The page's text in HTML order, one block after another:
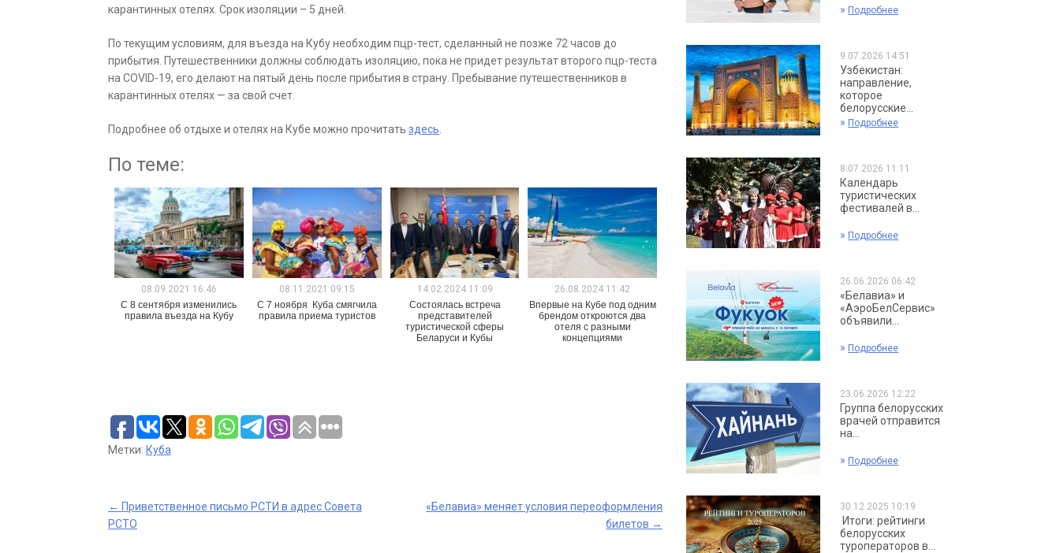
карантинных отелях. Срок изоляции – 5 дней.
По текущим условиям, для въезда на Кубу необходим пцр-тест, сделанный не позже 72 часов до
прибытия. Путешественники должны соблюдать изоляцию, пока не придет результат второго пцр-теста
на COVID-19, его делают на пятый день после прибытия в страну. Пребывание путешественников в
карантинных отелях — за свой счет.
Подробнее об отдыхе и отелях на Кубе можно прочитать здесь
По теме:
08.09.2021 16:46
C 8 сентября изменились
правила въезда на Кубу
08.11.2021 09:15
С 7 ноября Куба смягчила
правила приема туристов
14.02.2024 11:09
Состоялась встреча
представителей
туристической сферы
Беларуси и Кубы
26.08.2024 11:42
Впервые на Кубе под одним
брендом откроются два
отеля с разными
концепциями
Метки: Куба
Post
← Приветственное письмо РСТИ в адрес Совета
РСТО
«Белавиа» меняет условия переоформления
билетов →
» Подробнее
9.07.2026 14:51
Узбекистан:
направление,
которое
белорусские...
» Подробнее
8.07.2026 11:11
Календарь
туристических
фестивалей в...
» Подробнее
26.06.2026 06:42
«Белавиа» и
«АэроБелСервис»
объявили...
» Подробнее
23.06.2026 12:22
Группа белорусских
врачей отправится
на...
» Подробнее
30.12.2025 10:19
Итоги: рейтинги
белорусских
туроператоров в...